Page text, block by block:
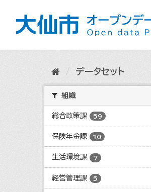
データセット
組織
総合政策課 59
保険年金課 10
生活環境課 7
経営管理課 5